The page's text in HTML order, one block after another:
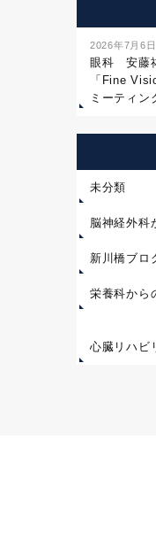
2026年7月6日
眼科 安藤
「Fine
ミーティン
未分類
脳神経外科
新川橋ブロ
栄養科から
心臓リハビ